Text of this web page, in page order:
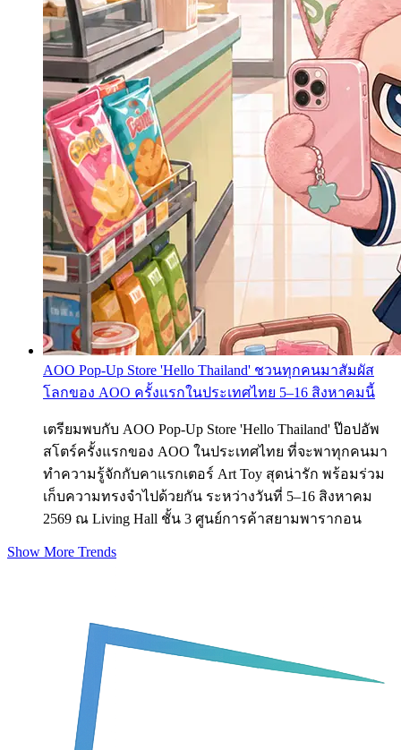
AOO Pop-Up Store 'Hello Thailand' ชวนทุกคนมาสัมผัส
โลกของ AOO ครั้งแรกในประเทศไทย 5–16 สิงหาคมนี้
เตรียมพบกับ AOO Pop-Up Store 'Hello Thailand' ป๊อปอัพ
สโตร์ครั้งแรกของ AOO ในประเทศไทย ที่จะพาทุกคนมา
ทำความรู้จักกับคาแรกเตอร์ Art Toy สุดน่ารัก พร้อมร่วม
เก็บความทรงจำไปด้วยกัน ระหว่างวันที่ 5–16 สิงหาคม
2569 ณ Living Hall ชั้น 3 ศูนย์การค้าสยามพารากอน
Show More Trends